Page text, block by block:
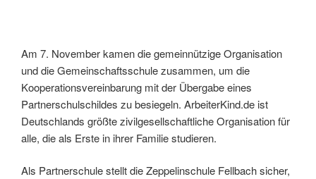
Am 7. November kamen die gemeinnützige Organisation
und die Gemeinschaftsschule zusammen, um die
Kooperationsvereinbarung mit der Übergabe eines
Partnerschulschildes zu besiegeln. ArbeiterKind.de ist
Deutschlands größte zivilgesellschaftliche Organisation für
alle, die als Erste in ihrer Familie studieren.
Als Partnerschule stellt die Zeppelinschule Fellbach sicher,